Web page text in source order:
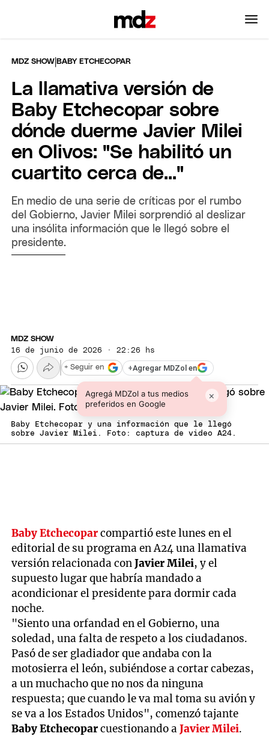
MDZ SHOW |BABY ETCHECOPAR
La llamativa versión de
Baby Etchecopar sobre
dónde duerme Javier Milei
en Olivos: "Se habilitó un
cuartito cerca de..."
En medio de una serie de críticas por el rumbo
del Gobierno, Javier Milei sorprendió al deslizar
una insólita información que le llegó sobre el
presidente.
MDZ SHOW
16 de junio de 2026 · 22:26 hs
+Agregar MDZol en
Agregá MDZol a tus medios
preferidos en Google
×
+ Seguir en
Baby Etchecopar y una información que le llegó
sobre Javier Milei. Foto: captura de video A24.
Baby Etchecoparcompartió este lunes en el
editorial de su programa en A24 una llamativa
versión relacionada conJavier Milei, y el
supuesto lugar que habría mandado a
acondicionar el presidente para dormir cada
noche.
"Siento una orfandad en el Gobierno, una
soledad, una falta de respeto a los ciudadanos.
Pasó de ser gladiador que andaba con la
motosierra el león, subiéndose a cortar cabezas,
a un muchacho que no nos da ninguna
respuesta; que cuando le va mal toma su avión y
se va a los Estados Unidos", comenzó tajante
Baby Etchecoparcuestionando aJavier Milei.